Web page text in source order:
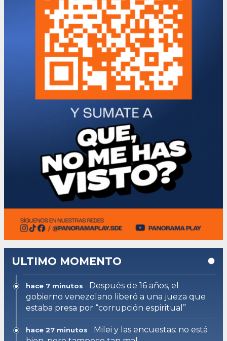
ULTIMO MOMENTO
hace 7 minutos
Después de 16 años, el
gobierno venezolano liberó a una jueza que
estaba presa por “corrupción espiritual”
hace 27 minutos
Milei y las encuestas: no está